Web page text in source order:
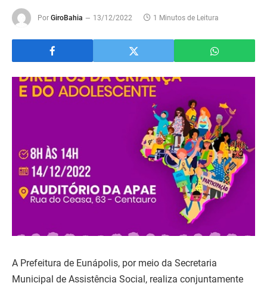
Por GiroBahia 13/12/2022 1 Minutos de Leitura
A Prefeitura de Eunápolis, por meio da Secretaria
Municipal de Assistência Social, realiza conjuntamente